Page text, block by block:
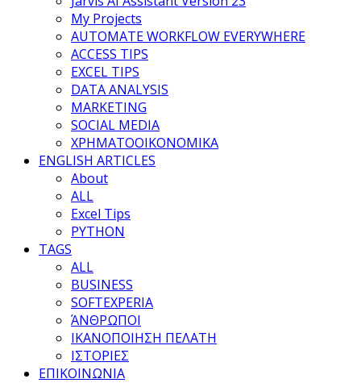
My Projects
AUTOMATE WORKFLOW EVERYWHERE
ACCESS TIPS
EXCEL TIPS
DATA ANALYSIS
MARKETING
SOCIAL MEDIA
ΧΡΗΜΑΤΟΟΙΚΟΝΟΜΙΚΑ
ENGLISH ARTICLES
About
ALL
Excel Tips
PYTHON
TAGS
ALL
BUSINESS
SOFTEXPERIA
ΆΝΘΡΩΠΟΙ
ΙΚΑΝΟΠΟΙΗΣΗ ΠΕΛΑΤΗ
ΙΣΤΟΡΙΕΣ
ΕΠΙΚΟΙΝΩΝΙΑ